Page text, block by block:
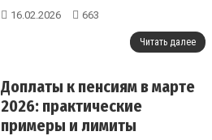
социальных программ в этом году....
16.02.2026 663
Читать далее
Доплаты к пенсиям в марте
2026: практические
примеры и лимиты